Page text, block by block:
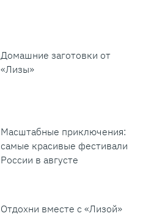
Домашние заготовки от
«Лизы»
Масштабные приключения:
самые красивые фестивали
России в августе
Отдохни вместе с «Лизой»